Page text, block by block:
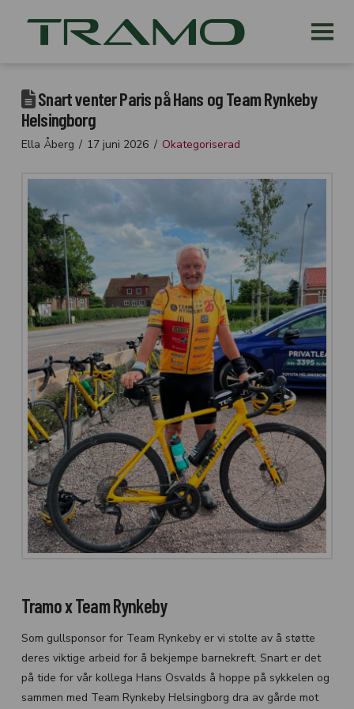
Snart venter Paris på Hans og Team Rynkeby
Helsingborg
Ella Åberg 17 juni 2026 Okategoriserad
Tramo xTeam Rynkeby
Som gullsponsor for Team Rynkeby er vi stolte av å støtte
deres viktige arbeid for å bekjempe barnekreft. Snart er det
på tide for vår kollega Hans Osvalds å hoppe på sykkelen og
sammen med Team Rynkeby Helsingborg dra av gårde mot